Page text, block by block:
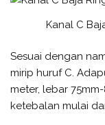
Kanal C
Sesuai dengan
mirip huruf C.
meter, lebar
ketebalan mulai